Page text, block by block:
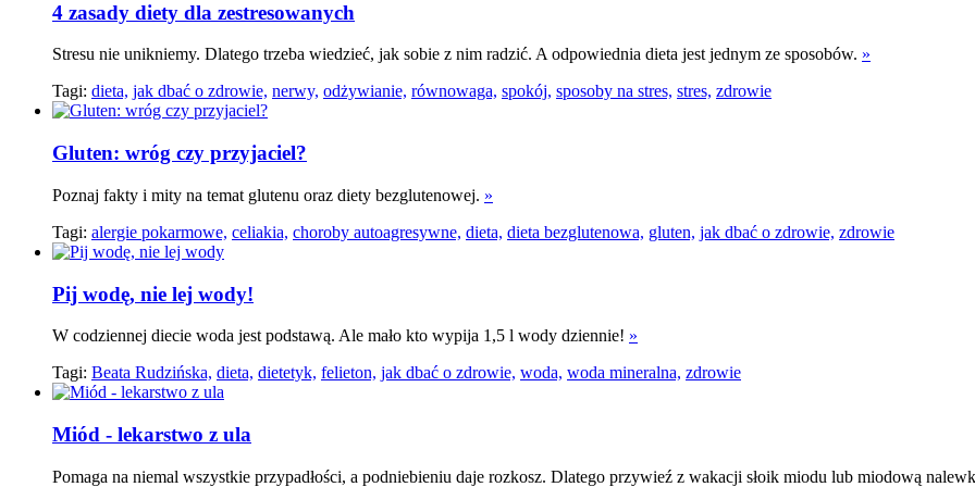
4 zasady diety dla zestresowanych
Stresu nie unikniemy. Dlatego trzeba wiedzieć, jak sobie z nim radzić. A odpowiednia dieta jest jednym ze sposobów. »
Tagi: dieta, jak dbać o zdrowie, nerwy, odżywianie, równowaga, spokój, sposoby na stres, stres, zdrowie
Gluten: wróg czy przyjaciel?
Poznaj fakty i mity na temat glutenu oraz diety bezglutenowej. »
Tagi: alergie pokarmowe, celiakia, choroby autoagresywne, dieta, dieta bezglutenowa, gluten, jak dbać o zdrowie, zdrowie
Pij wodę, nie lej wody!
W codziennej diecie woda jest podstawą. Ale mało kto wypija 1,5 l wody dziennie! »
Tagi: Beata Rudzińska, dieta, dietetyk, felieton, jak dbać o zdrowie, woda, woda mineralna, zdrowie
Miód - lekarstwo z ula
Pomaga na niemal wszystkie przypadłości, a podniebieniu daje rozkosz. Dlatego przywieź z wakacji słoik miodu lub miodową